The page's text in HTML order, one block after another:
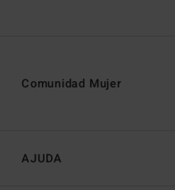
AJUDA
Comunidad Mujer